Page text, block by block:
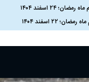
۲۴ اسفند ۱۴۰۴
۲۲ اسفند ۱۴۰۴
۱۴۰۴
ماه ۱۴۰۴
۱۴۰۴